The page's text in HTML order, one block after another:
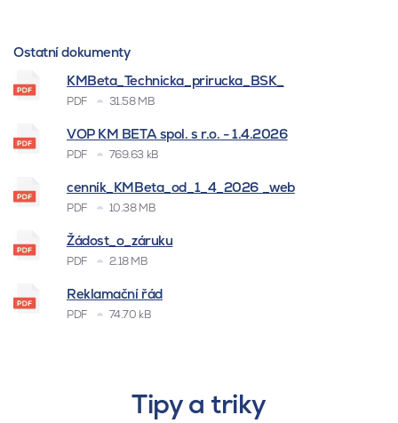
Ostatní dokumenty
KMBeta_Technicka_prirucka_BSK_
PDF 31.58 MB
VOP KM BETA spol. s r.o. - 1.4.2026
PDF 769.63 kB
cenník_KMBeta_od_1_4_2026 _web
PDF 10.38 MB
Žádost_o_záruku
PDF 2.18 MB
Reklamační řád
PDF 74.70 kB
Tipy a triky